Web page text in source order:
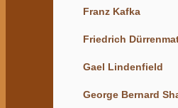
Franz Kafka
Friedrich
Gael Lindenfield
George Bernard